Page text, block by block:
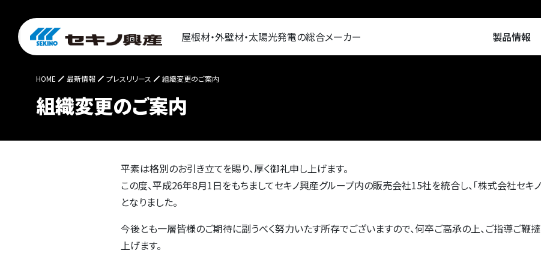
屋根材・外壁材・太陽光発電の総合メーカー 製品情報
HOME 最新情報 プレスリリース 組織変更のご案内
組織変更のご案内
平素は格別のお引き立てを賜り、厚く御礼申し上げます。
この度、平成26年8月1日をもちましてセキノ興産グループ内の販売会社15社を統合し、「株式会社セキ
となりました。
今後とも一層皆様のご期待に副うべく努力いたす所存でございますので、何卒ご高承の上、ご指導ご鞭
上げます。